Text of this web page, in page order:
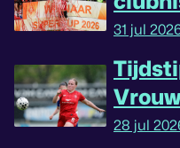
31 jul
28 jul